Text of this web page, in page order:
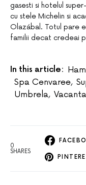
gasesti si hotelul
cu stele Michelin si
Olazábal. Totul pare
familii decat credeai
In this article:
Spa Cenvaree,
Umbrela,
0
SHARES